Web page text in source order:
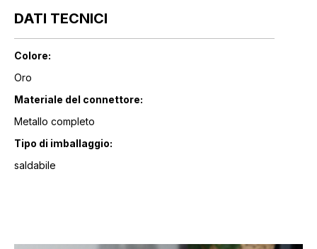
DATI TECNICI
Colore:
Oro
Materiale del connettore:
Metallo completo
Tipo di imballaggio:
saldabile